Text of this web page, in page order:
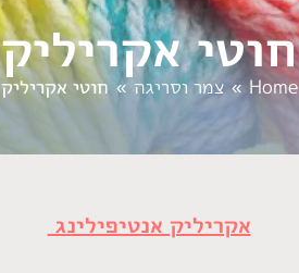
חוטי אקריליק
You are here:
Home צמר וסריגה חוטי אקריליק
אקריליק אנטיפילינג